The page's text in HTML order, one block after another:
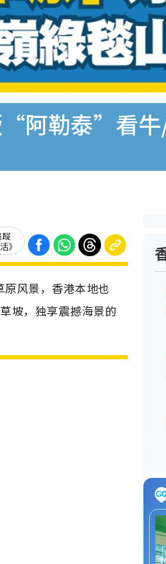
“阿勒泰”看
》
风景，香港本地也
坡，独享震撼海景的